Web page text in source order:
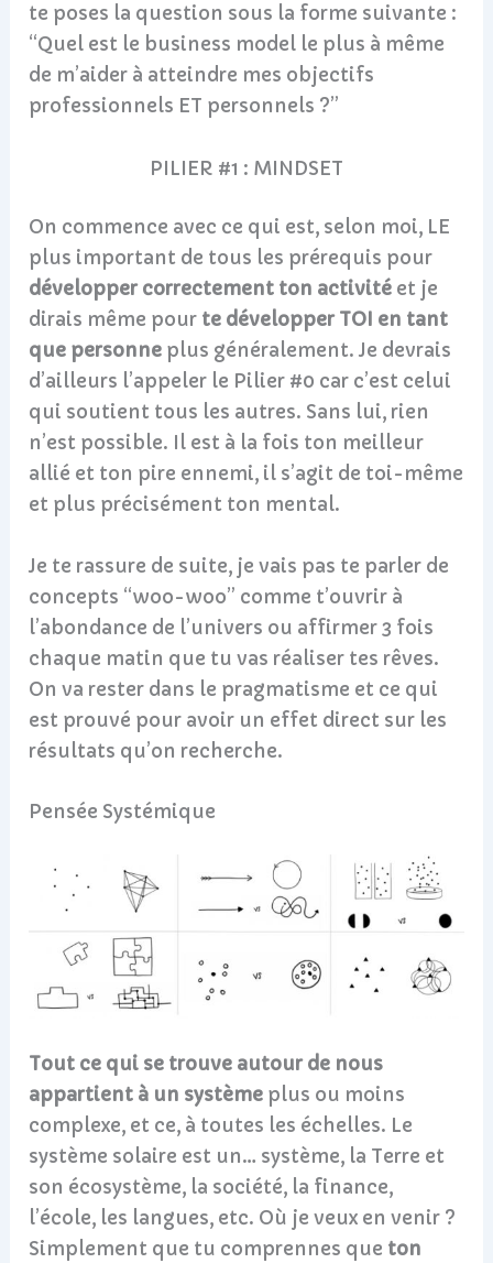
te poses la question sous la forme suivante :
“Quel est le business model le plus à même
de m’aider à atteindre mes objectifs
professionnels ET personnels ?”
PILIER #1 : MINDSET
On commence avec ce qui est, selon moi, LE
plus important de tous les prérequis pour
développer correctement ton activité et je
dirais même pour te développer TOI en tant
que personne plus généralement. Je devrais
d’ailleurs l’appeler le Pilier #0 car c’est celui
qui soutient tous les autres. Sans lui, rien
n’est possible. Il est à la fois ton meilleur
allié et ton pire ennemi, il s’agit de toi-même
et plus précisément ton mental.
Je te rassure de suite, je vais pas te parler de
concepts “woo-woo” comme t’ouvrir à
l’abondance de l’univers ou affirmer 3 fois
chaque matin que tu vas réaliser tes rêves.
On va rester dans le pragmatisme et ce qui
est prouvé pour avoir un effet direct sur les
résultats qu’on recherche.
Pensée Systémique
Tout ce qui se trouve autour de nous
appartient à un système plus ou moins
complexe, et ce, à toutes les échelles. Le
système solaire est un… système, la Terre et
son écosystème, la société, la finance,
l’école, les langues, etc. Où je veux en venir ?
Simplement que tu comprennes que ton